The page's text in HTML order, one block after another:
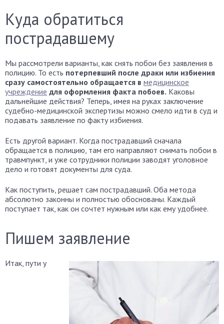
Куда обратиться
пострадавшему
Мы рассмотрели варианты, как снять побои без заявления в
полицию. То есть потерпевший после драки или избиения
сразу самостоятельно обращается в медицинское
учреждение для оформления факта побоев. Каковы
дальнейшие действия? Теперь, имея на руках заключение
судебно-медицинской экспертизы можно смело идти в суд и
подавать заявление по факту избиения.
Есть другой вариант. Когда пострадавший сначала
обращается в полицию, там его направляют снимать побои в
травмпункт, и уже сотрудники полиции заводят уголовное
дело и готовят документы для суда.
Как поступить, решает сам пострадавший. Оба метода
абсолютно законны и полностью обоснованы. Каждый
поступает так, как он сочтет нужным или как ему удобнее.
Пишем заявление
Итак, пути у